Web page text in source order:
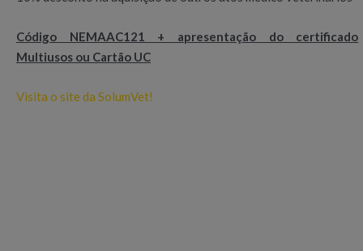
Código NEMAAC121 + apresentação do certificado
Multiusos ou Cartão UC
Visita o site da SolumVet!